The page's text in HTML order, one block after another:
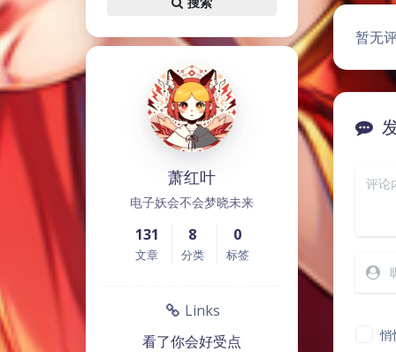
萧红叶
电子妖会不会梦晓未来
131
文章
8
分类
0
标签
Links
看了你会好受点
暂无
悄